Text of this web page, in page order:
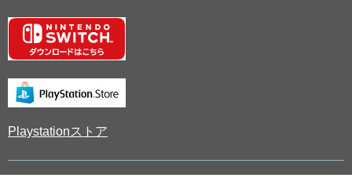
Playstationストア